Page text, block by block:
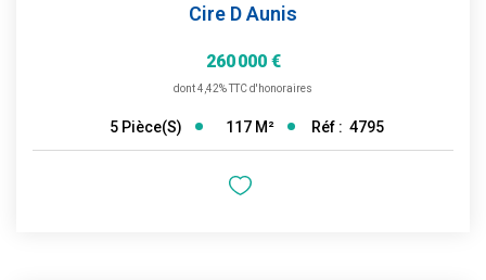
Cire D Aunis
260 000 €
dont 4,42% TTC d'honoraires
5 Pièce(s) 117 M² Réf : 4795